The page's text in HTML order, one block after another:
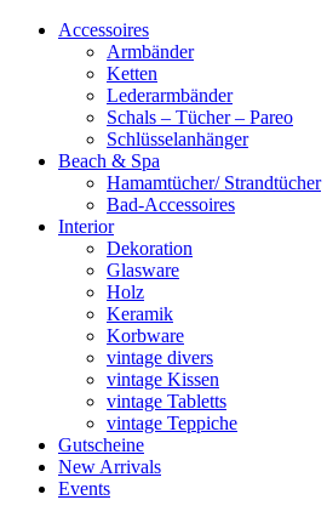
Accessoires
Armbänder
Ketten
Lederarmbänder
Schals – Tücher – Pareo
Schlüsselanhänger
Beach & Spa
Hamamtücher/ Strandtücher
Bad-Accessoires
Interior
Dekoration
Glasware
Holz
Keramik
Korbware
vintage divers
vintage Kissen
vintage Tabletts
vintage Teppiche
Gutscheine
New Arrivals
Events